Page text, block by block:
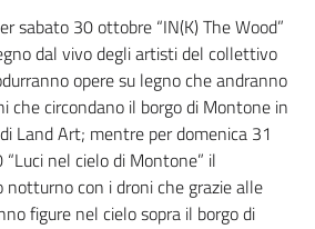
sabato 30 ottobre “IN(K) The Wood”
dal vivo degli artisti del collettivo
opere su legno che andranno
che circondano il borgo di Montone in
Land Art; mentre per domenica 31
nel cielo di Montone” il
con i droni che grazie alle
figure nel cielo sopra il borgo di